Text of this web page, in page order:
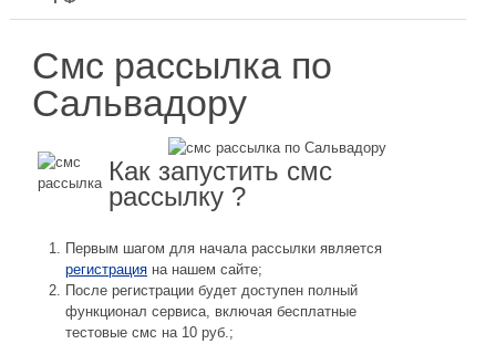
Смс рассылка по
Сальвадору
Как запустить смс
рассылку ?
Первым шагом для начала рассылки является
регистрация на нашем сайте;
После регистрации будет доступен полный
функционал сервиса, включая бесплатные
тестовые смс на 10 руб.;